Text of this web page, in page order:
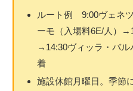
ルート例 9:00ヴェネ
ーモ（入場料6E/人）
→14:30ヴィッラ・バ
着
施設休館月曜日。季節